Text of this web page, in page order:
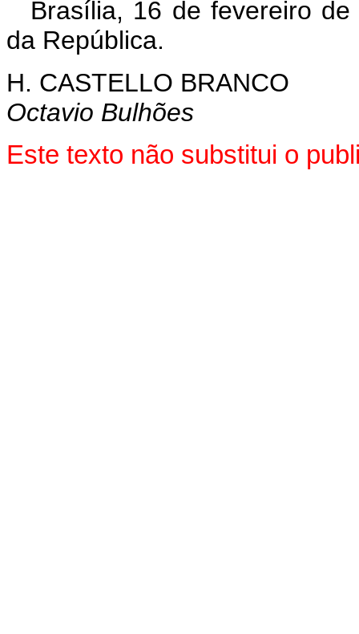
Brasília, 16 de fevereiro
da República.
H. CASTELLO BRANCO
Octavio Bulhões
Este texto não substitui o